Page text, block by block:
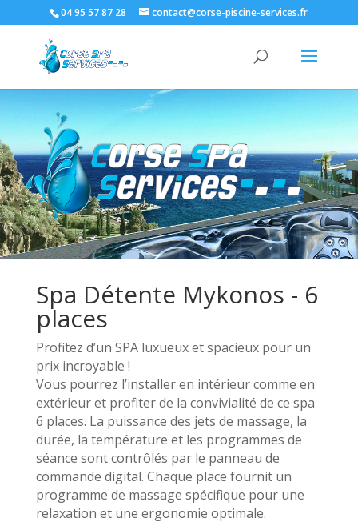
04 95 57 87 28 contact@corse-piscine-services.fr
Spa Détente Mykonos - 6
places
Profitez d’un SPA luxueux et spacieux pour un
prix incroyable !
Vous pourrez l’installer en intérieur comme en
extérieur et profiter de la convivialité de ce spa
6 places. La puissance des jets de massage, la
durée, la température et les programmes de
séance sont contrôlés par le panneau de
commande digital. Chaque place fournit un
programme de massage spécifique pour une
relaxation et une ergonomie optimale.